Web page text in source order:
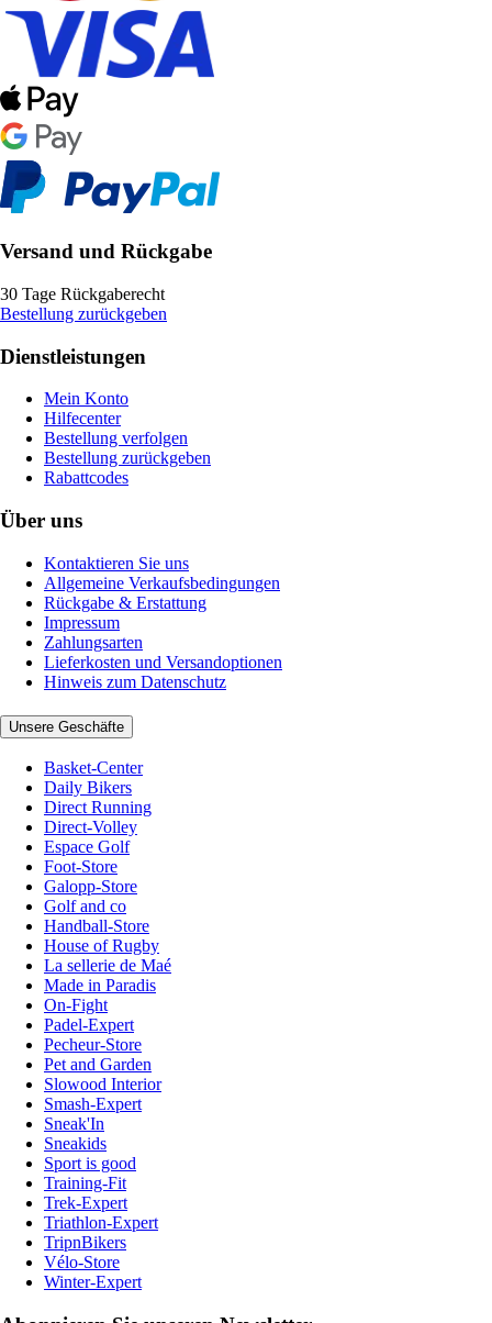
Versand und Rückgabe
30 Tage Rückgaberecht
Bestellung zurückgeben
Dienstleistungen
Mein Konto
Hilfecenter
Bestellung verfolgen
Bestellung zurückgeben
Rabattcodes
Über uns
Kontaktieren Sie uns
Allgemeine Verkaufsbedingungen
Rückgabe & Erstattung
Impressum
Zahlungsarten
Lieferkosten und Versandoptionen
Hinweis zum Datenschutz
Unsere Geschäfte
Basket-Center
Daily Bikers
Direct Running
Direct-Volley
Espace Golf
Foot-Store
Galopp-Store
Golf and co
Handball-Store
House of Rugby
La sellerie de Maé
Made in Paradis
On-Fight
Padel-Expert
Pecheur-Store
Pet and Garden
Slowood Interior
Smash-Expert
Sneak'In
Sneakids
Sport is good
Training-Fit
Trek-Expert
Triathlon-Expert
TripnBikers
Vélo-Store
Winter-Expert